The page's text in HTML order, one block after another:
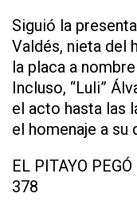
Siguió la
Valdés, nieta del
la placa a
Incluso, “Luli”
el acto hasta las
el homenaje a su
EL PITAYO
378